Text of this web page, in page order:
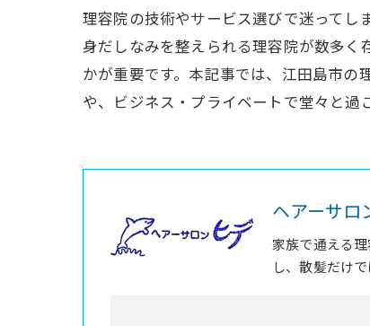
理容院の技術やサービス選びで迷って
身だしなみを整えられる理容院が数多
かが重要です。本記事では、江田島市
や、ビジネス・プライベートで堂々と過
ヘアーサ
家族で通える
し、散髪だけ